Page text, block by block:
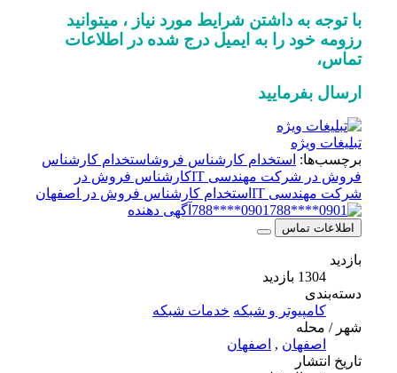
با توجه به داشتن شرایط مورد نیاز ، میتوانید
رزومه خود را به ایمیل درج شده در اطلاعات
تماس،
ارسال بفرمایید
تبلیغات ویژه
برچسب‌ها:استخدام کارشناس فروشاستخدام کارشناس
فروش در شرکت مهندسی IT
کارشناس فروش در
شرکت مهندسی IT
استخدام کارشناس فروش در اصفهان
0901****788
آگهی دهنده
اطلاعات تماس
دسته‌بندی
کامپیوتر و شبکه خدمات شبکه
شهر / محله
اصفهان,اصفهان
تاریخ انتشار